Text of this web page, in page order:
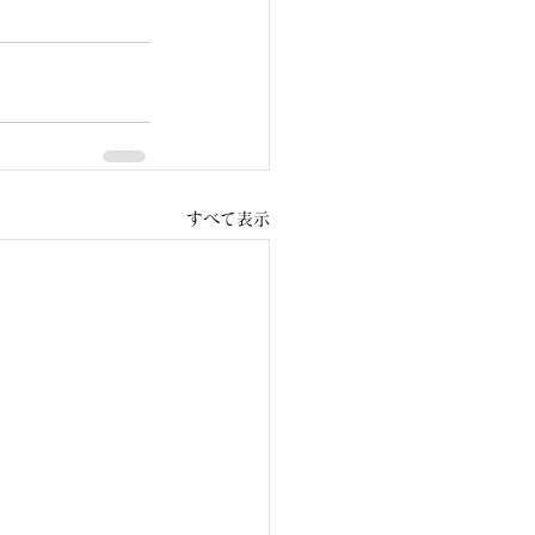
すべて表示